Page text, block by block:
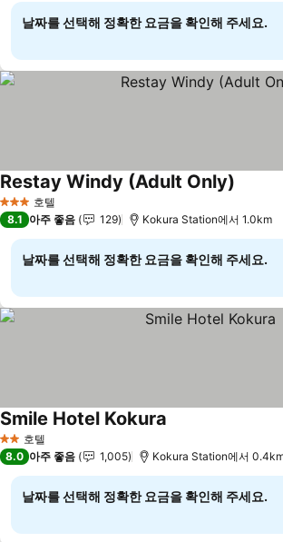
날짜를 선택해 정확한 요금을 확인해 주세요.
3 성급 호텔
Restay Windy (Adult Only)
8.1 아주 좋음 129 Kokura Station에서 1.0km
날짜를 선택해 정확한 요금을 확인해 주세요.
2 성급호텔
Smile Hotel Kokura
8.0 아주 좋음 1,005 Kokura Station에서
날짜를 선택해 정확한 요금을 확인해 주세요.